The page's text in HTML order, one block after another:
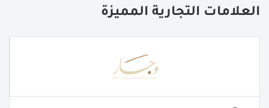
العلامات التجارية المميزة